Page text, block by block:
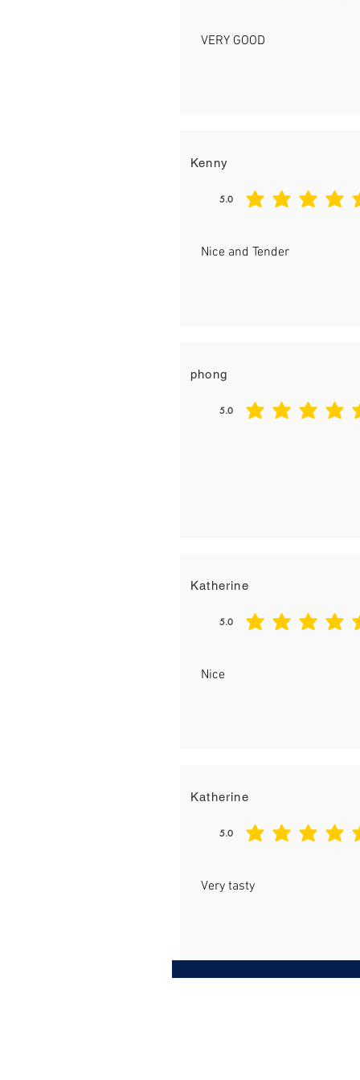
VERY GOOD
Kenny
5.0
平均評等為 5 ，滿分 5 分
Nice and Tender
phong
5.0
平均評等為 5 ，滿分 5 分
Katherine
5.0
平均評等為 5 ，滿分 5 分
Nice
Katherine
5.0
平均評等為 5 ，滿分 5 分
Very tasty